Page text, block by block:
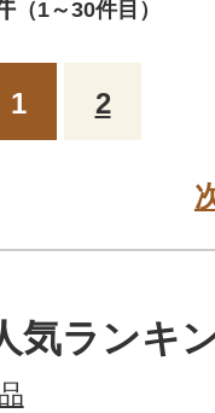
（1～30件目）
1 2
気ランキ